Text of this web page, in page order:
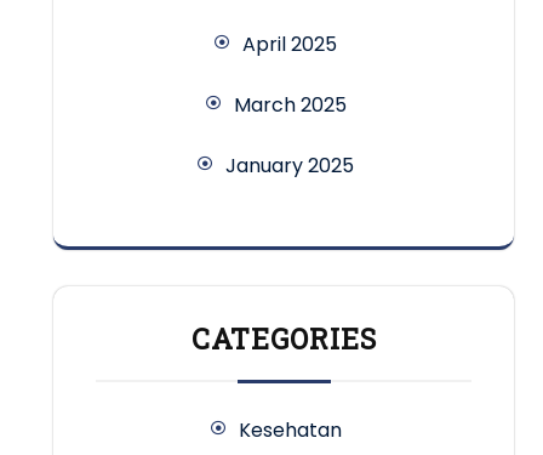
April 2025
March 2025
January 2025
CATEGORIES
Kesehatan